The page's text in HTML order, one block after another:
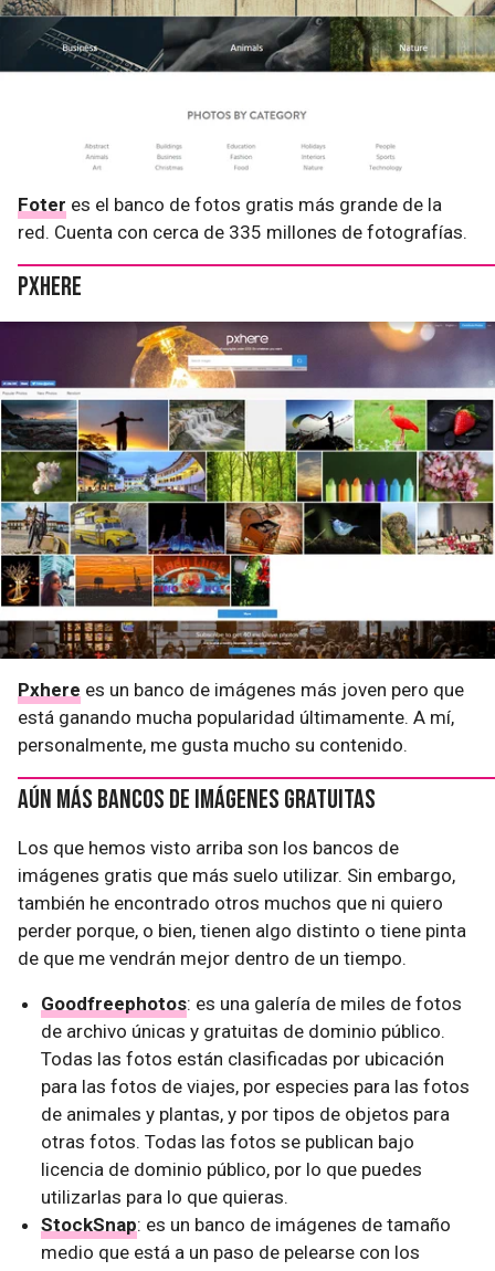
Foter es el banco de fotos gratis más grande de la
red. Cuenta con cerca de 335 millones de fotografías.
Pxhere
Pxhere es un banco de imágenes más joven pero que
está ganando mucha popularidad últimamente. A mí,
personalmente, me gusta mucho su contenido.
Aún más bancos de imágenes gratuitas
Los que hemos visto arriba son los bancos de
imágenes gratis que más suelo utilizar. Sin embargo,
también he encontrado otros muchos que ni quiero
perder porque, o bien, tienen algo distinto o tiene pinta
de que me vendrán mejor dentro de un tiempo.
Goodfreephotos: es una galería de miles de fotos
de archivo únicas y gratuitas de dominio público.
Todas las fotos están clasificadas por ubicación
para las fotos de viajes, por especies para las fotos
de animales y plantas, y por tipos de objetos para
otras fotos. Todas las fotos se publican bajo
licencia de dominio público, por lo que puedes
utilizarlas para lo que quieras.
StockSnap: es un banco de imágenes de tamaño
medio que está a un paso de pelearse con los